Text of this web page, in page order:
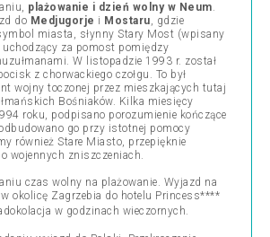
plażowanie i dzień wolny w Neum.
do Medjugorje i Mostaru, gdzie
miasta, słynny Stary Most (wpisany
uchodzący za pomost pomiędzy
W listopadzie 1993 r. został
z chorwackiego czołgu. To był
wojny toczonej przez mieszkających tutaj
Bośniaków. Kilka miesięcy
roku, podpisano porozumienie kończące
go przy istotnej pomocy
również Stare Miasto, przepięknie
wojennych zniszczeniach.
czas wolny na plażowanie. Wyjazd na
okolicę Zagrzebia do hotelu Princess****
w godzinach wieczornych.